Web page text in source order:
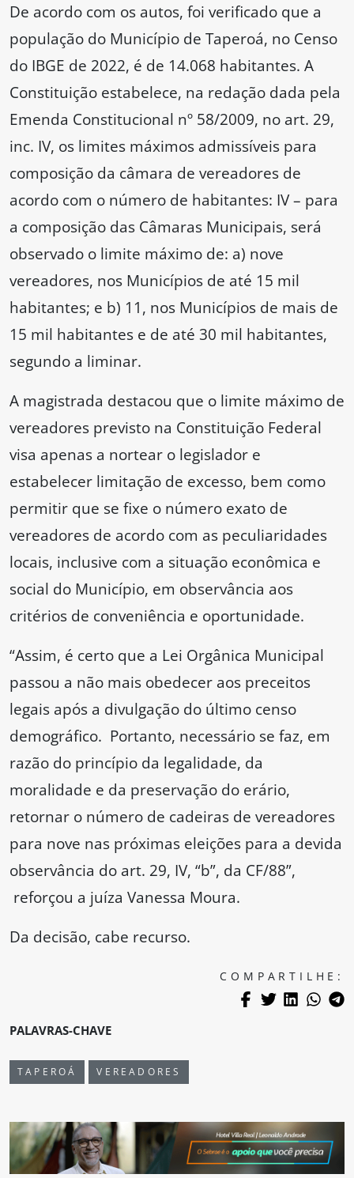
De acordo com os autos, foi verificado que a
população do Município de Taperoá, no Censo
do IBGE de 2022, é de 14.068 habitantes. A
Constituição estabelece, na redação dada pela
Emenda Constitucional nº 58/2009, no art. 29,
inc. IV, os limites máximos admissíveis para
composição da câmara de vereadores de
acordo com o número de habitantes: IV – para
a composição das Câmaras Municipais, será
observado o limite máximo de: a) nove
vereadores, nos Municípios de até 15 mil
habitantes; e b) 11, nos Municípios de mais de
15 mil habitantes e de até 30 mil habitantes,
segundo a liminar.
A magistrada destacou que o limite máximo de
vereadores previsto na Constituição Federal
visa apenas a nortear o legislador e
estabelecer limitação de excesso, bem como
permitir que se fixe o número exato de
vereadores de acordo com as peculiaridades
locais, inclusive com a situação econômica e
social do Município, em observância aos
critérios de conveniência e oportunidade.
“Assim, é certo que a Lei Orgânica Municipal
passou a não mais obedecer aos preceitos
legais após a divulgação do último censo
demográfico. Portanto, necessário se faz, em
razão do princípio da legalidade, da
moralidade e da preservação do erário,
retornar o número de cadeiras de vereadores
para nove nas próximas eleições para a devida
observância do art. 29, IV, “b”, da CF/88”,
reforçou a juíza Vanessa Moura.
Da decisão, cabe recurso.
COMPARTILHE:
PALAVRAS-CHAVE
TAPEROÁ VEREADORES